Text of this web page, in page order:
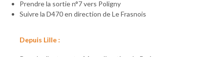
Prendre la sortie n°7 vers Poligny
Suivre la D470 en direction de Le Frasnois
Depuis Lille :